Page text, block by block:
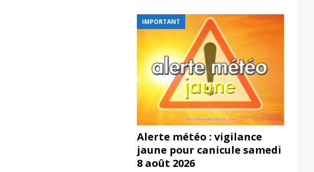
IMPORTANT
Alerte météo : vigilance
jaune pour canicule samedi
8 août 2026